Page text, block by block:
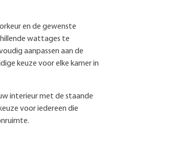
en de gewenste
wattages te
aanpassen aan de
keuze voor elke kamer in
interieur met de staande
voor iedereen die